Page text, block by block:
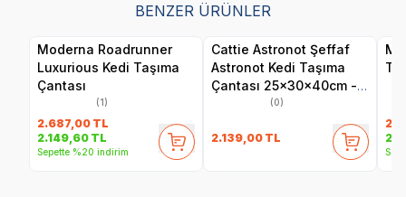
BENZER ÜRÜNLER
Moderna Roadrunner
Luxurious Kedi Taşıma
Çantası
(1)
2.687,00 TL
2.149,60 TL
Sepette %20 indirim
Cattie Astronot Şeffaf
Astronot Kedi Taşıma
Çantası 25x30x40cm -
(0)
2.139,00 TL